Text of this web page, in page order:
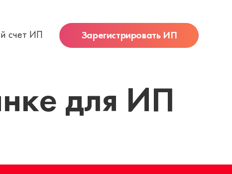
счет ИП Зарегистрировать ИП
для ИП